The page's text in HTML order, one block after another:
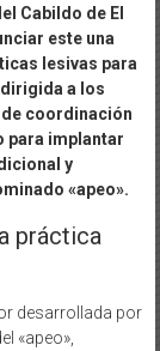
Cabildo de El
este una
lesivas para
a los
coordinación
para implantar
y
«apeo».
práctica
desarrollada por
«apeo»,